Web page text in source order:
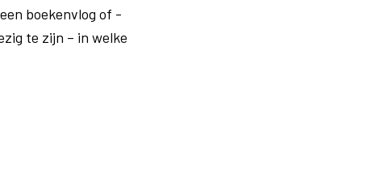
boekenvlog of -
te zijn – in welke